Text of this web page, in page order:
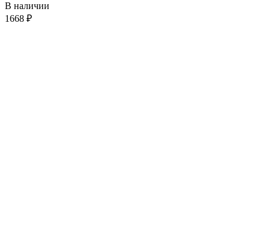
В наличии
1668 ₽